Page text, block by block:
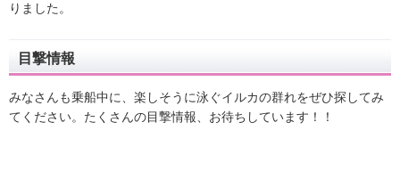
りました。
目撃情報
みなさんも乗船中に、楽しそうに泳ぐイルカの群れをぜひ探してみ
てください。たくさんの目撃情報、お待ちしています！！